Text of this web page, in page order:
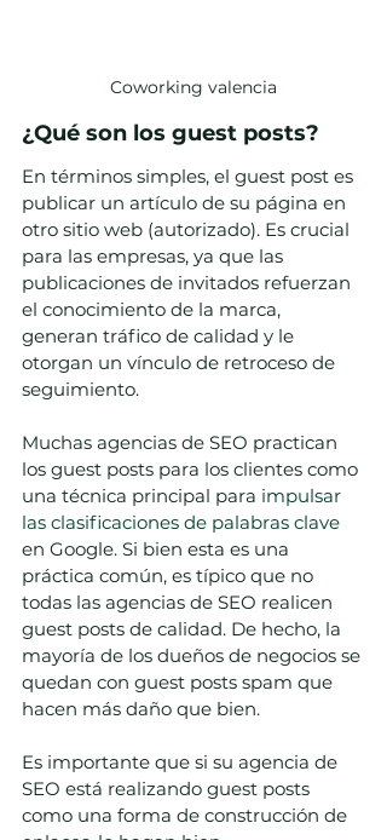
Coworking valencia
¿Qué son los guest posts?
En términos simples, el guest post es
publicar un artículo de su página en
otro sitio web (autorizado). Es crucial
para las empresas, ya que las
publicaciones de invitados refuerzan
el conocimiento de la marca,
generan tráfico de calidad y le
otorgan un vínculo de retroceso de
seguimiento.
Muchas agencias de SEO practican
los guest posts para los clientes como
una técnica principal para impulsar
las clasificaciones de palabras clave
en Google. Si bien esta es una
práctica común, es típico que no
todas las agencias de SEO realicen
guest posts de calidad. De hecho, la
mayoría de los dueños de negocios se
quedan con guest posts spam que
hacen más daño que bien.
Es importante que si su agencia de
SEO está realizando guest posts
como una forma de construcción de